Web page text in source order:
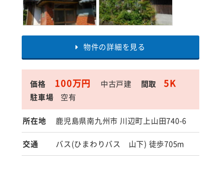
物件の詳細を見る
価格 100万円 中古戸建 間取 5K
駐車場 空有
所在地 鹿児島県南九州市 川辺町上山田740-6
交通 バス(ひまわりバス 山下) 徒歩705m